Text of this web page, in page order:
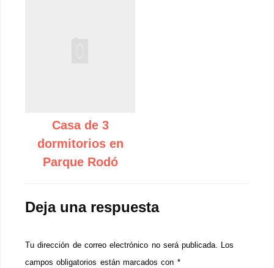
Casa de 3
dormitorios en
Parque Rodó
Deja una respuesta
Tu dirección de correo electrónico no será publicada.
Los
campos obligatorios están marcados con *